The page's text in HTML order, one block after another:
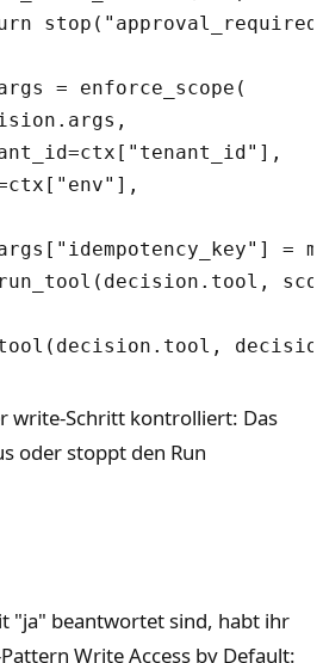
= enforce_scope(
=
write-Schritt kontrolliert: Das
oder stoppt den Run
"ja" beantwortet sind, habt ihr
Write Access by Default: